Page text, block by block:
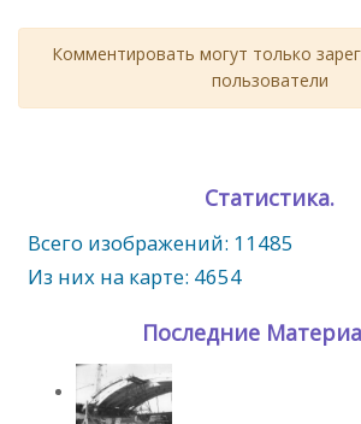
Комментировать могут только
пользователи
Статистика.
Всего изображений: 11485
Из них на карте: 4654
Последние